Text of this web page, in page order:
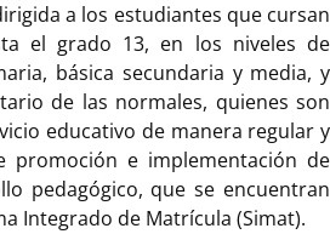
a los estudiantes que cursan
el grado 13, en los niveles de
básica secundaria y media, y
de las normales, quienes son
educativo de manera regular y
promoción e implementación de
pedagógico, que se encuentran
Integrado de Matrícula (Simat).